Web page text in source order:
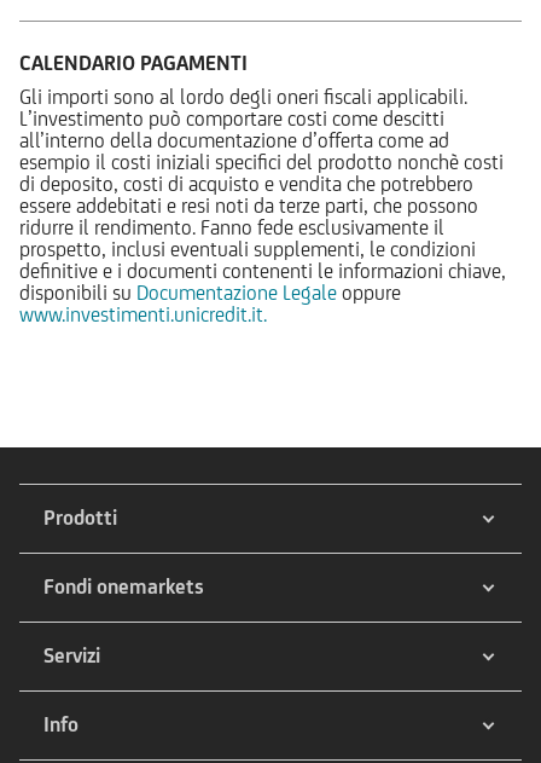
CALENDARIO PAGAMENTI
Gli importi sono al lordo degli oneri fiscali applicabili.
L’investimento può comportare costi come descitti
all’interno della documentazione d’offerta come ad
esempio il costi iniziali specifici del prodotto nonchè costi
di deposito, costi di acquisto e vendita che potrebbero
essere addebitati e resi noti da terze parti, che possono
ridurre il rendimento. Fanno fede esclusivamente il
prospetto, inclusi eventuali supplementi, le condizioni
definitive e i documenti contenenti le informazioni chiave,
disponibili su Documentazione Legale oppure
www.investimenti.unicredit.it.
Prodotti
Fondi onemarkets
Servizi
Info